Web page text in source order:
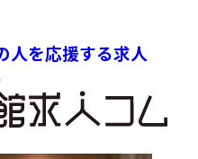
人を応援する求人